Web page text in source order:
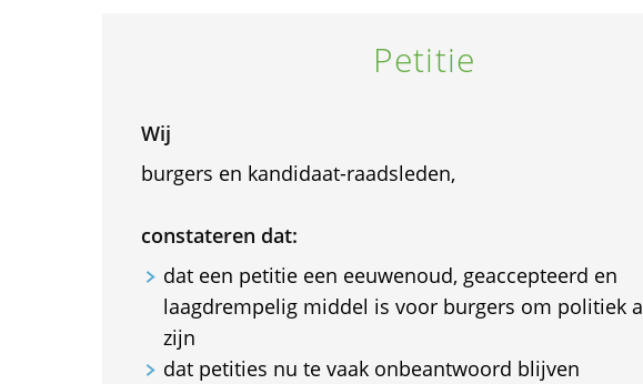
Petitie
Wij
burgers en kandidaat-raadsleden,
constateren dat:
dat een petitie een eeuwenoud, geaccepteerd en
laagdrempelig middel is voor burgers om politiek
zijn
dat petities nu te vaak onbeantwoord blijven